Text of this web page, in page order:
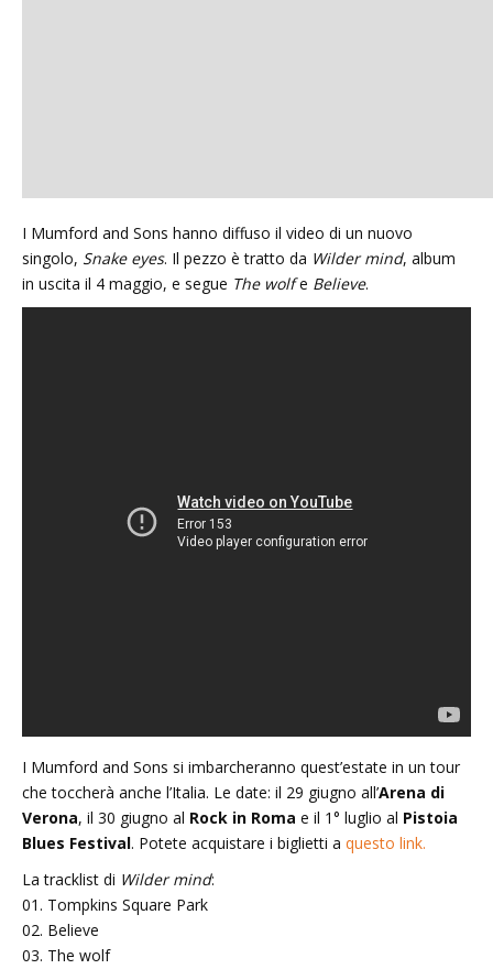
I Mumford and Sons hanno diffuso il video di un nuovo
singolo, Snake eyes. Il pezzo è tratto da Wilder mind, album
in uscita il 4 maggio, e segue The wolfe Believe.
I Mumford and Sons si imbarcheranno quest’estate in un tour
che toccherà anche l’Italia. Le date: il 29 giugno all’Arena di
Verona, il 30 giugno al Rock in Roma e il 1° luglio al Pistoia
Blues Festival. Potete acquistare i biglietti a questo link.
La tracklist di Wilder mind:
01. Tompkins Square Park
02. Believe
03. The wolf